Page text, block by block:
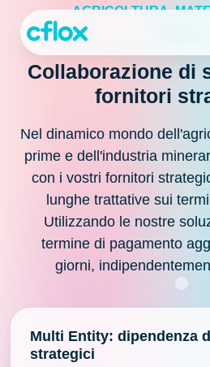
contenuto
AGRICOLTURA,
Collaborazione di
fornitori
Nel dinamico mondo
prime e dell'industria
con i vostri fornitori
lunghe trattative sui
Utilizzando le nostre
termine di pagamento
giorni,
Multi Entity: dipendenza
strategici